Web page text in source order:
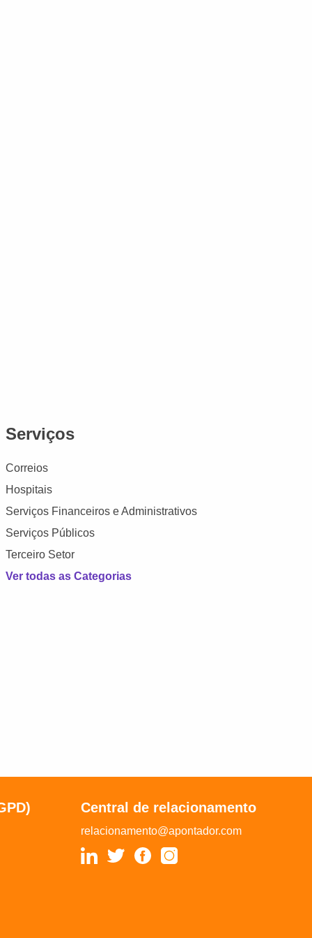
Serviços
Correios
Hospitais
Serviços Financeiros e Administrativos
Serviços Públicos
Terceiro Setor
Ver todas as Categorias
Central de relacionamento
relacionamento@apontador.com